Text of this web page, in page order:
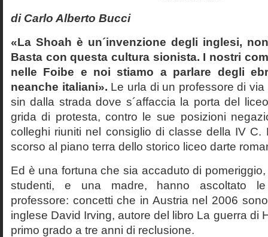
di Carlo Alberto Bucci
«La Shoah è un´invenzione degli inglesi,
Basta con questa cultura sionista. I nostri
nelle Foibe e noi stiamo a parlare degli
neanche italiani». Le urla di un professore di
sin dalla strada dove s´affaccia la porta del
grida di protesta, contro le sue posizioni
colleghi riuniti nel consiglio di classe della IV C.
scorso al piano terra dello storico liceo darte
Ed è una fortuna che sia accaduto di
studenti, e una madre, hanno ascoltato le
professore: concetti che in Austria nel 2006
inglese David Irving, autore del libro La guerra di
primo grado a tre anni di reclusione.